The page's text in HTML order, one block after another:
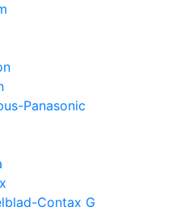
Panasonic
Contax G